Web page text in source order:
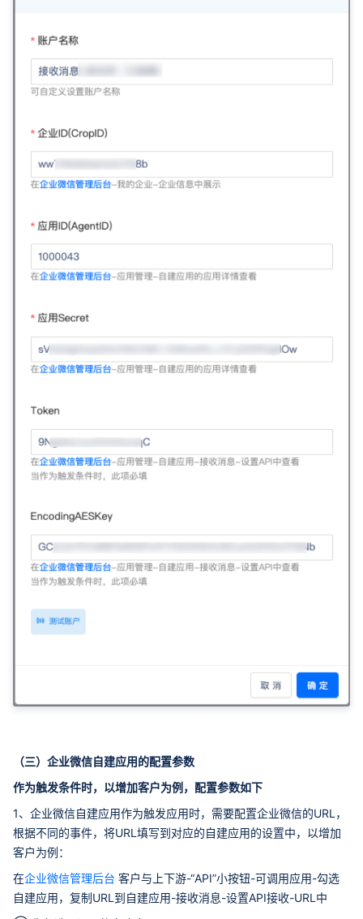
（三）企业微信自建应用的配置参数
作为触发条件时，以增加客户为例，配置参数如下
1、企业微信自建应用作为触发应用时，需要配置企业微信的URL，
根据不同的事件，将URL填写到对应的自建应用的设置中，以增加
客户为例：
在企业微信管理后台 客户与上下游-“API”小按钮-可调用应用-勾选
自建应用，复制URL到自建应用-接收消息-设置API接收-URL中